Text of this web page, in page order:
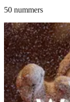
50 nummers